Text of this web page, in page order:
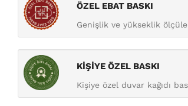
ÖZEL EBAT BASKI
Genişlik ve yükseklik
KİŞİYE ÖZEL BASKI
Kişiye özel duvar kağıdı